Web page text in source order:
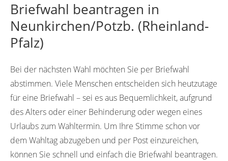
Briefwahl beantragen in
Neunkirchen/Potzb. (Rheinland-
Pfalz)
Bei der nächsten Wahl möchten Sie per Briefwahl
abstimmen. Viele Menschen entscheiden sich heutzutage
für eine Briefwahl – sei es aus Bequemlichkeit, aufgrund
des Alters oder einer Behinderung oder wegen eines
Urlaubs zum Wahltermin. Um Ihre Stimme schon vor
dem Wahltag abzugeben und per Post einzureichen,
können Sie schnell und einfach die Briefwahl beantragen.